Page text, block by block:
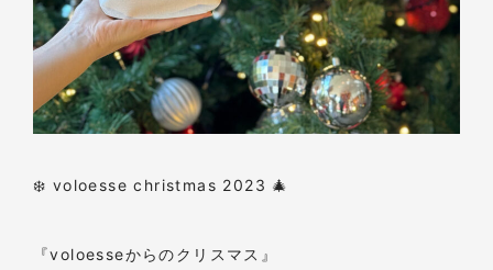
❄️ voloesse christmas 2023 🎄
『voloesseからのクリスマス』